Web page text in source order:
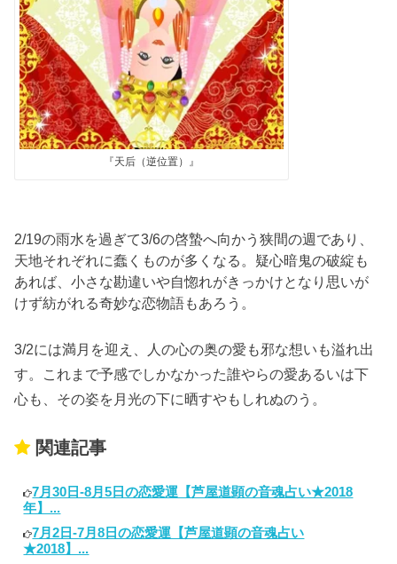
『天后（逆位置）』
2/19の雨水を過ぎて3/6の啓蟄へ向かう狭間の週であり、
天地それぞれに蠢くものが多くなる。疑心暗鬼の破綻も
あれば、小さな勘違いや自惚れがきっかけとなり思いが
けず紡がれる奇妙な恋物語もあろう。
3/2には満月を迎え、人の心の奥の愛も邪な想いも溢れ出
す。これまで予感でしかなかった誰やらの愛あるいは下
心も、その姿を月光の下に晒すやもしれぬのう。
関連記事
7月30日-8月5日の恋愛運【芦屋道顕の音魂占い★2018
年】...
7月2日-7月8日の恋愛運【芦屋道顕の音魂占い
★2018】...